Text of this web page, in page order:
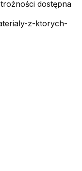
dostępna
z-ktorych-